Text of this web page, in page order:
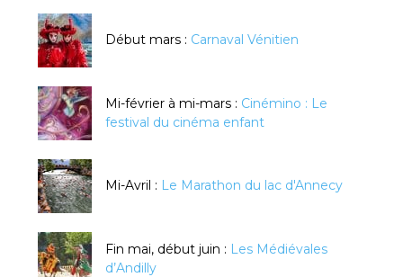
Début mars : Carnaval Vénitien
Mi-février à mi-mars : Cinémino : Le
festival du cinéma enfant
Mi-Avril : Le Marathon du lac d'Annecy
Fin mai, début juin : Les Médiévales
d’Andilly